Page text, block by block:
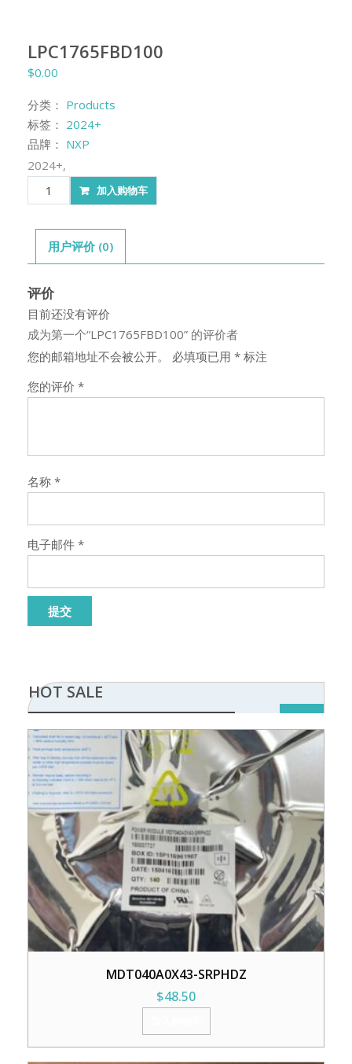
LPC1765FBD100
$0.00
分类： Products
标签： 2024+
品牌： NXP
2024+,
LPC1765FBD100
数
加入购物车
用户评价 (0)
评价
目前还没有评价
成为第一个“LPC1765FBD100” 的评价者
您的邮箱地址不会被公开。
必填项已用 * 标注
您的评价 *
名称 *
电子邮件 *
HOT SALE
MDT040A0X43-SRPHDZ
$48.50